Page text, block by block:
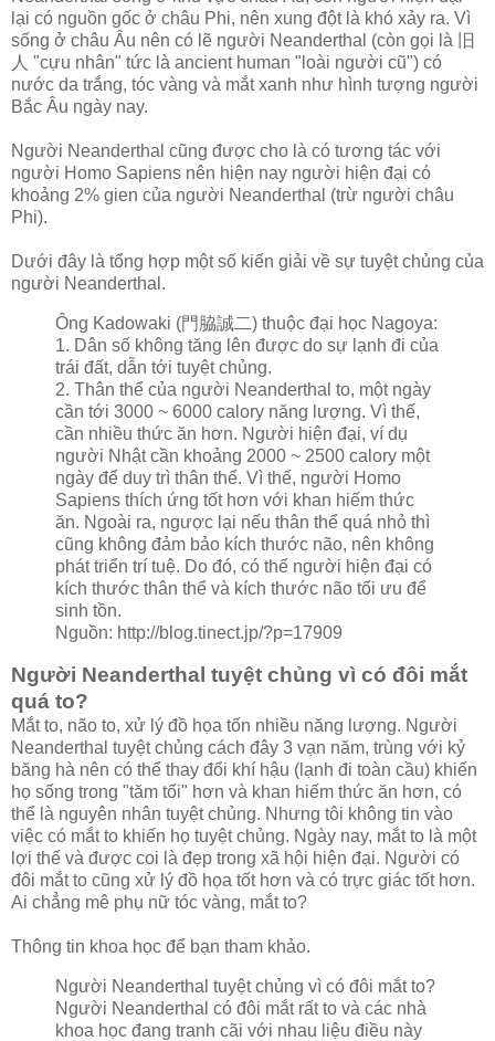
lại có nguồn gốc ở châu Phi, nên xung đột là khó xảy ra. Vì
sống ở châu Âu nên có lẽ người Neanderthal (còn gọi là 旧
人 "cựu nhân" tức là ancient human "loài người cũ") có
nước da trắng, tóc vàng và mắt xanh như hình tượng người
Bắc Âu ngày nay.
Người Neanderthal cũng được cho là có tương tác với
người Homo Sapiens nên hiện nay người hiện đại có
khoảng 2% gien của người Neanderthal (trừ người châu
Phi).
Dưới đây là tổng hợp một số kiến giải về sự tuyệt chủng của
người Neanderthal.
Ông Kadowaki (門脇誠二) thuộc đại học Nagoya:
1. Dân số không tăng lên được do sự lạnh đi của
trái đất, dẫn tới tuyệt chủng.
2. Thân thể của người Neanderthal to, một ngày
cần tới 3000 ~ 6000 calory năng lượng. Vì thế,
cần nhiều thức ăn hơn. Người hiện đại, ví dụ
người Nhật cần khoảng 2000 ~ 2500 calory một
ngày để duy trì thân thể. Vì thế, người Homo
Sapiens thích ứng tốt hơn với khan hiếm thức
ăn. Ngoài ra, ngược lại nếu thân thể quá nhỏ thì
cũng không đảm bảo kích thước não, nên không
phát triển trí tuệ. Do đó, có thể người hiện đại có
kích thước thân thể và kích thước não tối ưu để
sinh tồn.
Nguồn: http://blog.tinect.jp/?p=17909
Người Neanderthal tuyệt chủng vì có đôi mắt
quá to?
Mắt to, não to, xử lý đồ họa tốn nhiều năng lượng. Người
Neanderthal tuyệt chủng cách đây 3 vạn năm, trùng với kỷ
băng hà nên có thể thay đổi khí hậu (lạnh đi toàn cầu) khiến
họ sống trong "tăm tối" hơn và khan hiếm thức ăn hơn, có
thể là nguyên nhân tuyệt chủng. Nhưng tôi không tin vào
việc có mắt to khiến họ tuyệt chủng. Ngày nay, mắt to là một
lợi thế và được coi là đẹp trong xã hội hiện đại. Người có
đôi mắt to cũng xử lý đồ họa tốt hơn và có trực giác tốt hơn.
Ai chẳng mê phụ nữ tóc vàng, mắt to?
Thông tin khoa học để bạn tham khảo.
Người Neanderthal tuyệt chủng vì có đôi mắt to?
Người Neanderthal có đôi mắt rất to và các nhà
khoa học đang tranh cãi với nhau liệu điều này